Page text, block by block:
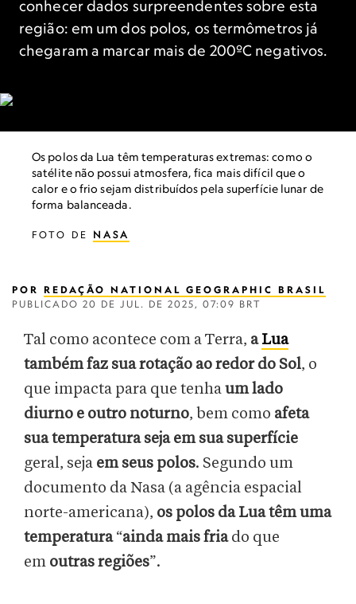
conhecer dados surpreendentes sobre esta
região: em um dos polos, os termômetros já
chegaram a marcar mais de 200ºC negativos.
Os polos da Lua têm temperaturas extremas: como o
satélite não possui atmosfera, fica mais difícil que o
calor e o frio sejam distribuídos pela superfície lunar de
forma balanceada.
FOTO DE NASA
POR REDAÇÃO NATIONAL GEOGRAPHIC BRASIL
PUBLICADO 20 DE JUL. DE 2025, 07:09 BRT
Tal como acontece com a Terra, aLua
também faz sua rotação ao redor do Sol, o
que impacta para que tenhaum lado
diurno e outro noturno, bem como afeta
sua temperatura seja em sua superfície
geral, seja em seus polos. Segundo um
documento da Nasa (a agência espacial
norte-americana), os polos da Luatêm uma
temperatura“ainda mais friado que
em outras regiões”.